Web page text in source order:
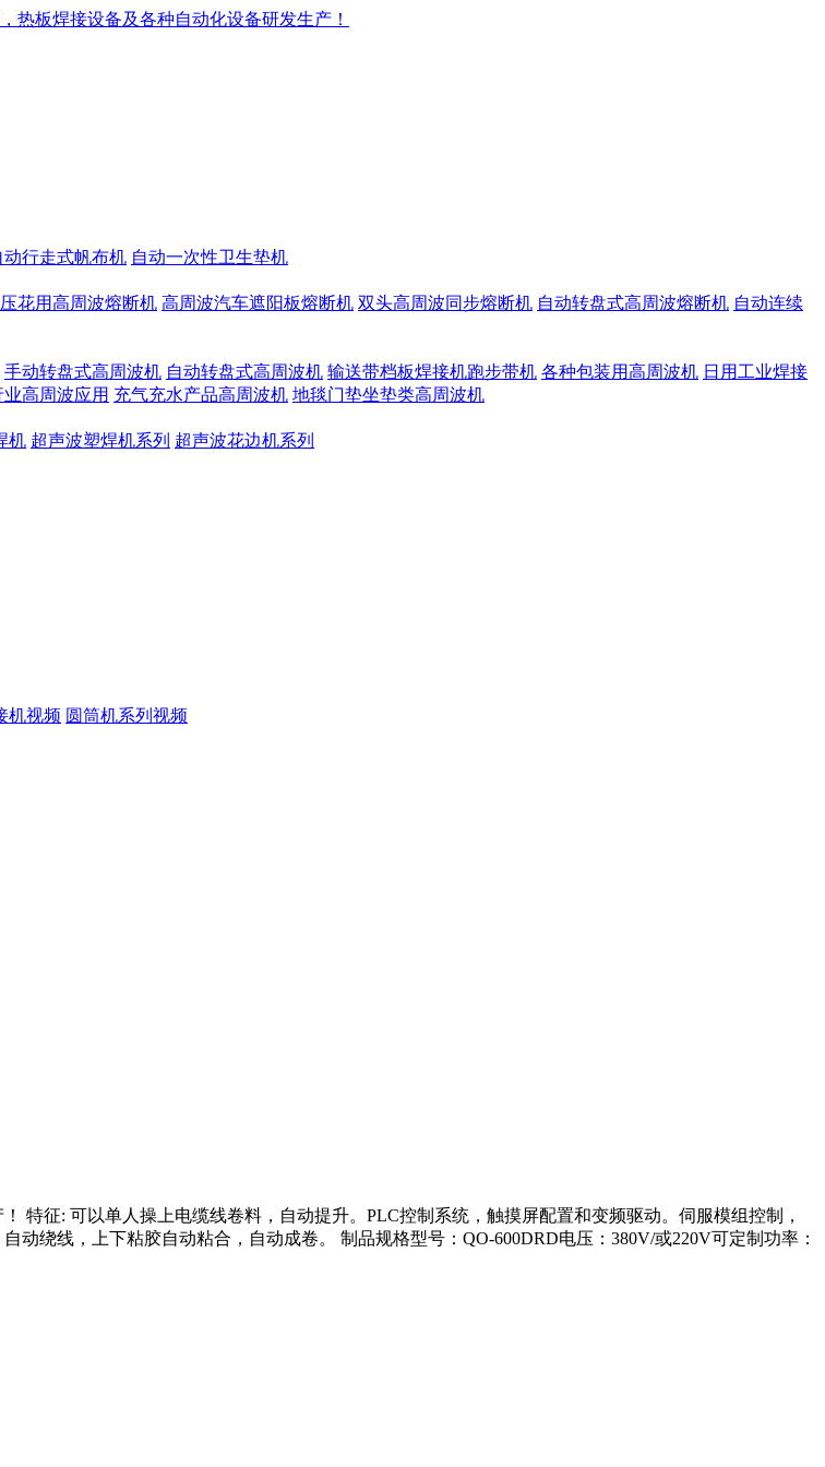
动行走式帆布机 自动一次性卫生垫机
花用高周波熔断机 高周波汽车遮阳板熔断机 双头高周波同步熔断机 自动转盘式高周波熔断机 自动连续
手动转盘式高周波机 自动转盘式高周波机 输送带档板焊接机跑步带机 各种包装用高周波机 日用工业焊接
业高周波应用 充气充水产品高周波机 地毯门垫坐垫类高周波机
机 超声波塑焊机系列 超声波花边机系列
机视频 圆筒机系列视频
特征: 可以单人操上电缆线卷料，自动提升。PLC控制系统，触摸屏配置和变频驱动。伺服模组控制，
绕线，上下粘胶自动粘合，自动成卷。 制品规格型号：QO-600DRD电压：380V/或220V可定制功率：